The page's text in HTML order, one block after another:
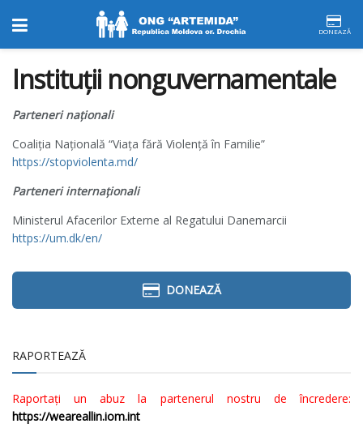
DONEAZĂ
Instituţii nonguvernamentale
Parteneri naţionali
Coaliția Națională “Viața fără Violență în Familie”
https://stopviolenta.md/
Parteneri internaționali
Ministerul Afacerilor Externe al Regatului Danemarcii
https://um.dk/en/
DONEAZĂ
RAPORTEAZĂ
Raportați un abuz la partenerul nostru de încredere:
https://weareallin.iom.int